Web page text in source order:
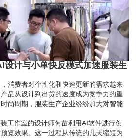
设计与小单快反模式加速服装生
消费者对个性化和快速更新的需求越来
品从设计到出货的速度成为竞争力的重
尚周期，服装生产企业纷纷加大对智能
工作室的设计师何苗利用AI软件进行创
览效果。这一过程从传统的几天缩短为